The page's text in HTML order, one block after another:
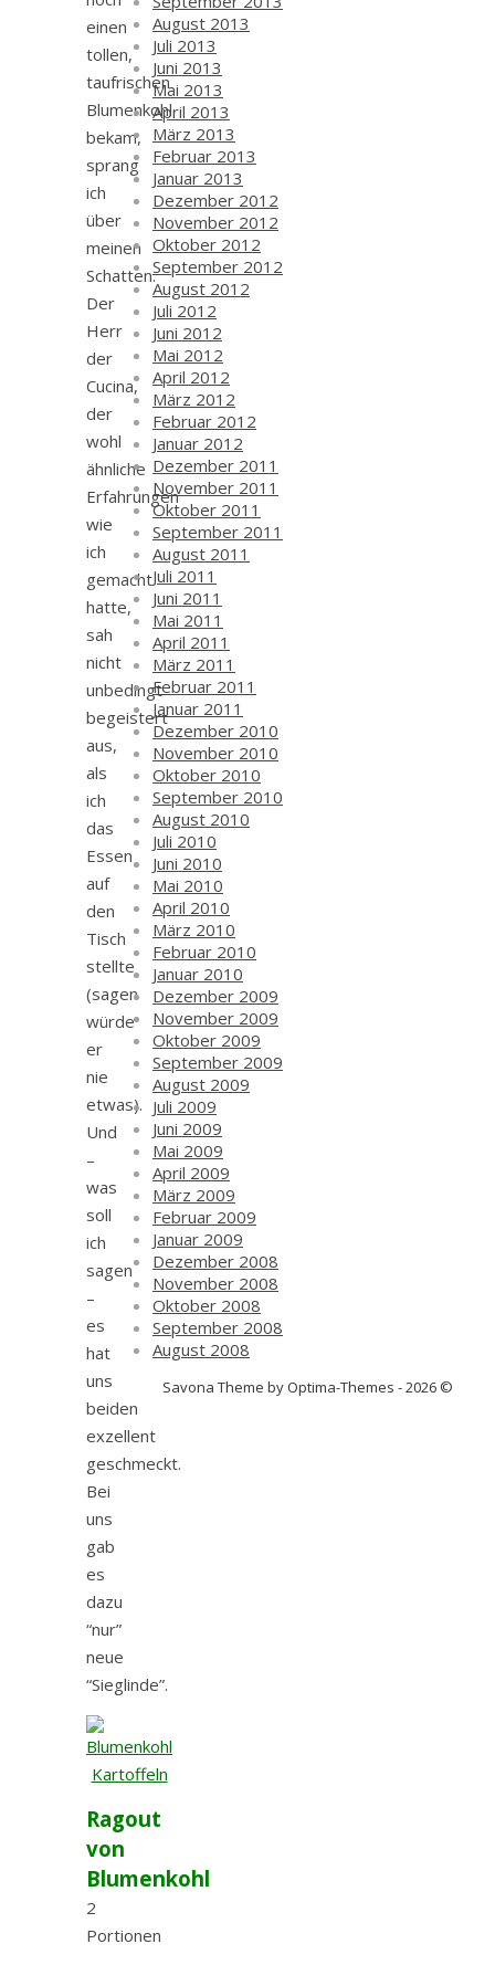
einen
tollen,
taufrischen
Blumenkohl
bekam,
sprang
ich
über
meinen
Schatten.
Der
Herr
der
Cucina,
der
wohl
ähnliche
Erfahrungen
wie
ich
gemacht
hatte,
sah
nicht
unbedingt
begeistert
aus,
als
ich
das
Essen
auf
den
Tisch
stellte
(sagen
würde
er
nie
etwas).
Und
–
was
soll
ich
sagen
–
es
hat
uns
beiden
exzellent
geschmeckt.
Bei
uns
gab
es
dazu
“nur”
neue
“Sieglinde”.
Ragout
von
Blumenkohl
2
Portionen
August 2013
Juli 2013
Juni 2013
Mai 2013
April 2013
März 2013
Februar 2013
Januar 2013
Dezember 2012
November 2012
Oktober 2012
September 2012
August 2012
Juli 2012
Juni 2012
Mai 2012
April 2012
März 2012
Februar 2012
Januar 2012
Dezember 2011
November 2011
Oktober 2011
September 2011
August 2011
Juli 2011
Juni 2011
Mai 2011
April 2011
März 2011
Februar 2011
Januar 2011
Dezember 2010
November 2010
Oktober 2010
September 2010
August 2010
Juli 2010
Juni 2010
Mai 2010
April 2010
März 2010
Februar 2010
Januar 2010
Dezember 2009
November 2009
Oktober 2009
September 2009
August 2009
Juli 2009
Juni 2009
Mai 2009
April 2009
März 2009
Februar 2009
Januar 2009
Dezember 2008
November 2008
Oktober 2008
September 2008
August 2008
Savona Theme by Optima-Themes - 2026 ©